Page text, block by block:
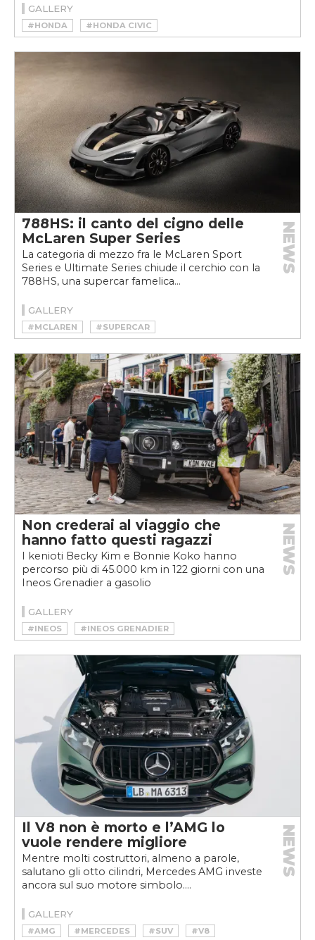
GALLERY
#HONDA
#HONDA CIVIC
#HONDA CIVIC TYPE R
788HS: il canto del cigno delle
McLaren Super Series
La categoria di mezzo fra le McLaren Sport
Series e Ultimate Series chiude il cerchio con la
788HS, una supercar famelica...
NEWS
GALLERY
#MCLAREN #SUPERCAR
Non crederai al viaggio che
hanno fatto questi ragazzi
I kenioti Becky Kim e Bonnie Koko hanno
percorso più di 45.000 km in 122 giorni con una
Ineos Grenadier a gasolio
NEWS
GALLERY
#INEOS #INEOS GRENADIER
Il V8 non è morto e l’AMG lo
vuole rendere migliore
Mentre molti costruttori, almeno a parole,
salutano gli otto cilindri, Mercedes AMG investe
ancora sul suo motore simbolo....
NEWS
GALLERY
#AMG #MERCEDES #SUV #V8